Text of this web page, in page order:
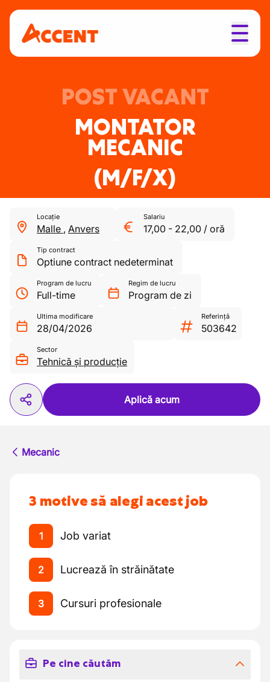
POST VACANT
MONTATOR
MECANIC
(M/F/X)
Locație
Malle , Anvers
Salariu
17,00 - 22,00 / oră
Tip contract
Optiune contract nedeterminat
Program de lucru
Full-time
Regim de lucru
Program de zi
Ultima modificare
28/04/2026
Referință
503642
Sector
Tehnică și producție
Aplică acum
Mecanic
3 motive să alegi acest job
1 Job variat
2 Lucrează în străinătate
3 Cursuri profesionale
Pe cine căutăm